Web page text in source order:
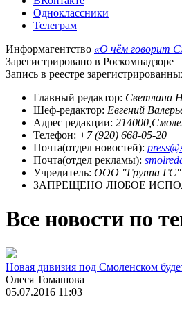
Одноклассники
Телеграм
Информагентство «О чём говорит
Зарегистрировано в Роскомнадзоре
Запись в реестре
Главный редактор: Светлана
Шеф-редактор: Евгений
Адрес редакции:
Телефон: +7 (920) 668-05-20
Почта(отдел новостей):
Почта(отдел рекламы):
Учредитель: ООО "Группа ГС"
ЗАПРЕЩЕНО ЛЮБОЕ
Все новости по
Новая дивизия под Смоленском
Олеся Томашова
05.07.2016 11:03